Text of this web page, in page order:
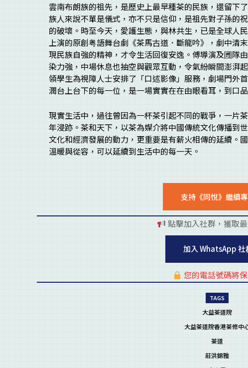
雲南布朗族的祖先，是歷史上最早種茶的民族，還留下
族人來說不單是儀式，亦不只是信仰，是祖先對子孫的
的破壞。時至今天，愛護生態，與林共生，已是全球人
上演的原創粤語舞台劇《茶馬古道．斷龍吟》，劇中清
現民族自強的精神，才令生活回復安逸。傅導演及圑隊
染力強，中場休息也抽空與觀眾互動，令氣紛瞬間澎湃
領學生為視障人士安排了「口述影像」服務，劇場門外
潤台上台下的每一位，是一場實實在在由眼看耳，到口
現實生活中，過往曾因為一杯茶引起不同的戰爭，一片
年浸跡。茶和天下，以茶為媒介將中國傳統文化傳播到
文化和經濟發展的動力，更重要是有薪火相傳的延續。
溫暖與從容，可以延續到生活中的每一天。
支持《同悅》繼續
點擊加入社群，獲取最
加入 WhatsApp 社
您的電話號碼將保
TAGS
大益茶道院
大益茶道院香港茶修中
茶道
莊洪錦雅